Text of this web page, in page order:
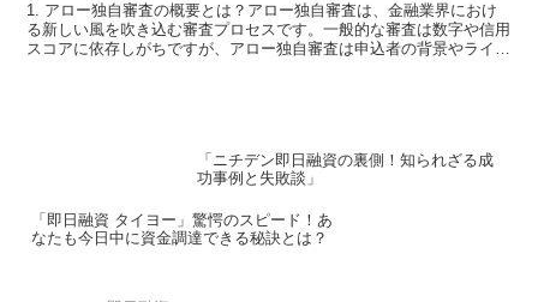
1. アロー独自審査の概要とは？アロー独自審査は、金融業界におけ
る新しい風を吹き込む審査プロセスです。一般的な審査は数字や信用
スコアに依存しがちですが、アロー独自審査は申込者の背景やライフ
「ニチデン即日融資の裏側！知られざる成
功事例と失敗談」
「即日融資 タイヨー」驚愕のスピード！あ
なたも今日中に資金調達できる秘訣とは？